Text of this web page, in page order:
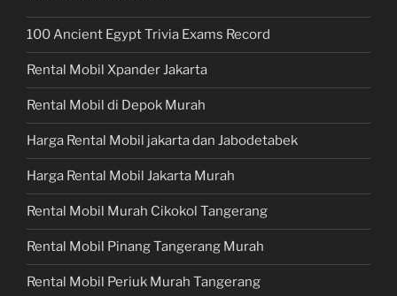
100 Ancient Egypt Trivia Exams Record
Rental Mobil Xpander Jakarta
Rental Mobil di Depok Murah
Harga Rental Mobil jakarta dan Jabodetabek
Harga Rental Mobil Jakarta Murah
Rental Mobil Murah Cikokol Tangerang
Rental Mobil Pinang Tangerang Murah
Rental Mobil Periuk Murah Tangerang